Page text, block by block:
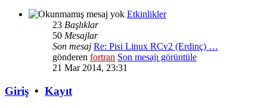
Etkinlikler
23 Başlıklar
50 Mesajlar
Son mesaj Re: Pisi Linux RCv2 (Erdinç) …
gönderen fortran Son mesajı görüntüle
21 Mar 2014, 23:31
Giriş • Kayıt